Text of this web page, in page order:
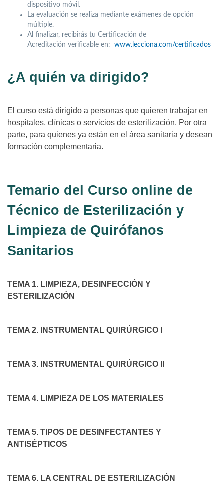
dispositivo móvil.
La evaluación se realiza mediante exámenes de opción
múltiple.
Al finalizar, recibirás tu Certificación de
Acreditación verificable en: www.lecciona.com/certificados
¿A quién va dirigido?
El curso está dirigido a personas que quieren trabajar en
hospitales, clínicas o servicios de esterilización. Por otra
parte, para quienes ya están en el área sanitaria y desean
formación complementaria.
Temario del Curso online de
Técnico de Esterilización y
Limpieza de Quirófanos
Sanitarios
TEMA 1. LIMPIEZA, DESINFECCIÓN Y
ESTERILIZACIÓN
TEMA 2. INSTRUMENTAL QUIRÚRGICO I
TEMA 3. INSTRUMENTAL QUIRÚRGICO II
TEMA 4. LIMPIEZA DE LOS MATERIALES
TEMA 5. TIPOS DE DESINFECTANTES Y
ANTISÉPTICOS
TEMA 6. LA CENTRAL DE ESTERILIZACIÓN